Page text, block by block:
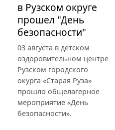
в Рузском округе
прошел "День
безопасности"
03 августа в детском
оздоровительном центре
Рузском городского
окурга «Старая Руза»
прошло общелагерное
мероприятие «День
безопасности».